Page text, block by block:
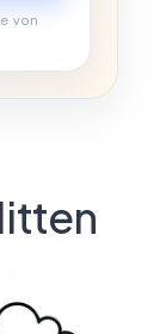
von